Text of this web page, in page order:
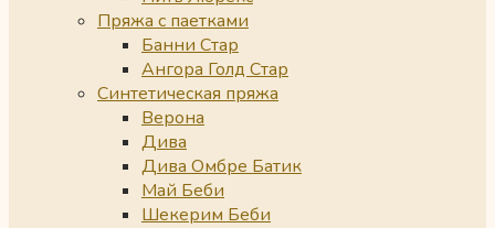
Пряжа с паетками
Банни Стар
Ангора Голд Стар
Синтетическая пряжа
Верона
Дива
Дива Омбре Батик
Май Беби
Шекерим Беби